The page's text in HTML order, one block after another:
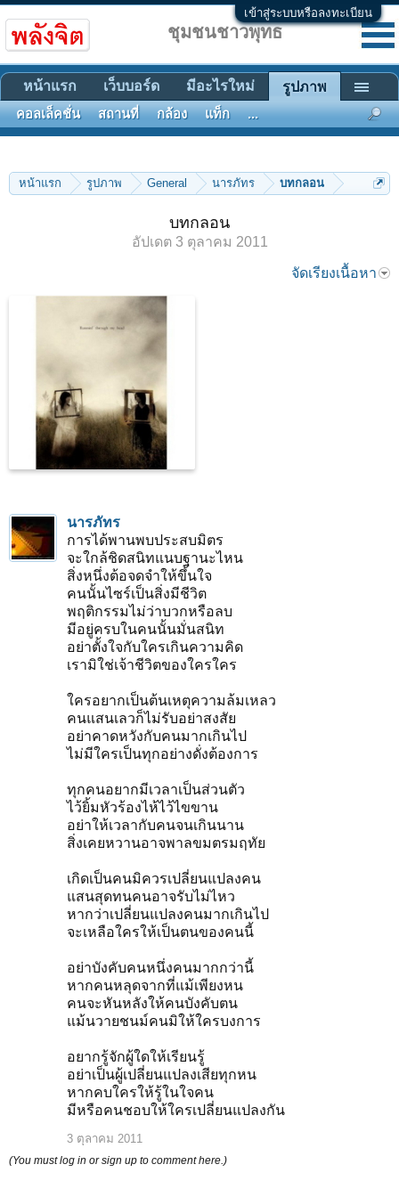
เข้าสู่ระบบหรือลงทะเบียน
หน้าแรก รูปภาพ General นารภัทร บทกลอน
บทกลอน
อัปเดต 3 ตุลาคม 2011
จัดเรียงเนื้อหา
นารภัทร
การได้พานพบประสบมิตร
จะใกล้ชิดสนิทแนบฐานะไหน
สิ่งหนึ่งต้อจดจำให้ขึ้นใจ
คนนั้นไซร์เป็นสิ่งมีชีวิต
พฤติกรรมไม่ว่าบวกหรือลบ
มีอยู่ครบในคนนั้นมั่นสนิท
อย่าตั้งใจกับใครเกินความคิด
เรามิใช่เจ้าชีวิตของใครใคร
ใครอยากเป็นต้นเหตุความล้มเหลว
คนแสนเลวก็ไม่รับอย่าสงสัย
อย่าคาดหวังกับคนมากเกินไป
ไม่มีใครเป็นทุกอย่างดั่งต้องการ
ทุกคนอยากมีเวลาเป็นส่วนตัว
ไว้ยิ้มหัวร้องไห้ไว้ไขขาน
อย่าให้เวลากับคนจนเกินนาน
สิ่งเคยหวานอาจพาลขมตรมฤทัย
เกิดเป็นคนมิควรเปลี่ยนแปลงคน
แสนสุดทนคนอาจรับไม่ไหว
หากว่าเปลี่ยนแปลงคนมากเกินไป
จะเหลือใครให้เป็นตนของคนนี้
อย่าบังคับคนหนึ่งคนมากกว่านี้
หากคนหลุดจากที่แม้เพียงหน
คนจะหันหลังให้คนบังคับตน
แม้นวายชนม์คนมิให้ใครบงการ
อยากรู้จักผู้ใดให้เรียนรู้
อย่าเป็นผู้เปลี่ยนแปลงเสียทุกหน
หากคบใครให้รู้ในใจคน
มีหรือคนชอบให้ใครเปลี่ยนแปลงกัน
3 ตุลาคม 2011
(You must log in or sign up to comment here.)
ชุมชนชาวพุทธ
หน้าแรก เว็บบอร์ด มีอะไรใหม่ รูปภาพ
คอลเล็คชั่น สถานที่ กล้อง แท็ก ...